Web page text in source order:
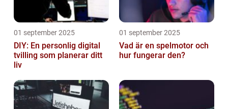
01 september 2025
DIY: En personlig digital
tvilling som planerar ditt
liv
01 september 2025
Vad är en spelmotor och
hur fungerar den?